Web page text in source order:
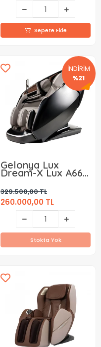
Sepete Ekle
İNDİRİM
%21
Gelonya Lux
Dream-X Lux A665
Masaj Koltuğu
329.500,00 TL
260.000,00 TL
Stokta Yok